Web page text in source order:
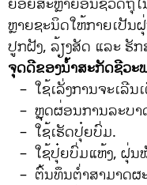
ຫຼາຍຊະນິດໃຫ້ກາຍເປັນ
ປູກຝັງ, ລ້ຽງສັດ ແລະ ຮັ
ຈຸດດີຂອງນ້ໍາສະກັດຊີວະ
– ໃຊ້ເລັ່ງການຈະເລີນ
– ຫຼຸດຜ່ອນການລະບາ
– ໃຊ້ເຮັດປຸ໋ຍບົ່ມ.
– ໃຊ້ປຸ໋ຍບົ່ມແຫ້ງ, ຝຸ່ນ
– ຕົ້ນທຶນຕໍ່າສາມາດຜະ